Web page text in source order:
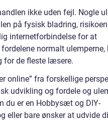
ikke uden fejl. Nogle
på fysisk bladring,
internetforbindelse for at
normalt ulemperne,
for de fleste læsere.
online” fra forskellige
udvikling og fordele og
du er en Hobbysæt og DIY-
eller bare ønsker at udvide